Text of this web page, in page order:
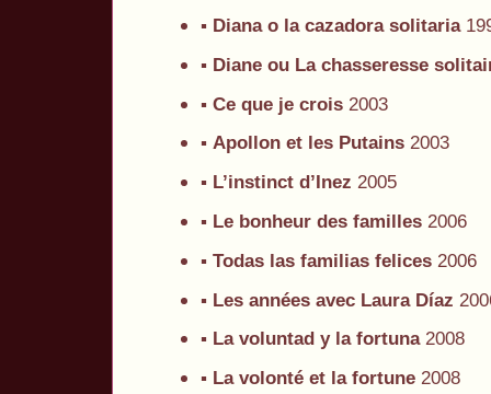
▪ Diana o la cazadora solitaria
▪ Diane ou La chasseresse
▪ Ce que je crois 2003
▪ Apollon et les Putains 2003
▪ L’instinct d’Inez 2005
▪ Le bonheur des familles 2006
▪ Todas las familias felices 2006
▪ Les années avec Laura Díaz
▪ La voluntad y la fortuna2008
▪ La volonté et la fortune 2008